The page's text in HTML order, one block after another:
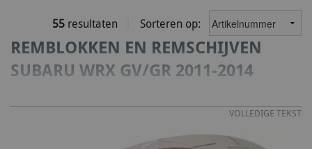
55 resultaten Sorteren op:
REMBLOKKEN EN REMSCHIJVEN
SUBARU WRX GV/GR 2011-2014
VOLLEDIGE TEKST